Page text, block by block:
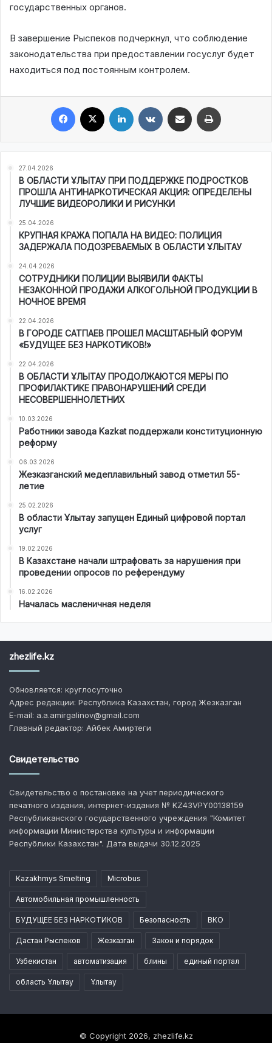
государственных органов.
В завершение Рыспеков подчеркнул, что соблюдение
законодательства при предоставлении госуслуг будет
находиться под постоянным контролем.
27.04.2026
В ОБЛАСТИ ҰЛЫТАУ ПРИ ПОДДЕРЖКЕ ПОДРОСТКОВ
ПРОШЛА АНТИНАРКОТИЧЕСКАЯ АКЦИЯ: ОПРЕДЕЛЕНЫ
ЛУЧШИЕ ВИДЕОРОЛИКИ И РИСУНКИ
25.04.2026
КРУПНАЯ КРАЖА ПОПАЛА НА ВИДЕО: ПОЛИЦИЯ
ЗАДЕРЖАЛА ПОДОЗРЕВАЕМЫХ В ОБЛАСТИ ҰЛЫТАУ
24.04.2026
СОТРУДНИКИ ПОЛИЦИИ ВЫЯВИЛИ ФАКТЫ
НЕЗАКОННОЙ ПРОДАЖИ АЛКОГОЛЬНОЙ ПРОДУКЦИИ В
НОЧНОЕ ВРЕМЯ
22.04.2026
В ГОРОДЕ САТПАЕВ ПРОШЕЛ МАСШТАБНЫЙ ФОРУМ
«БУДУЩЕЕ БЕЗ НАРКОТИКОВ!»
22.04.2026
В ОБЛАСТИ ҰЛЫТАУ ПРОДОЛЖАЮТСЯ МЕРЫ ПО
ПРОФИЛАКТИКЕ ПРАВОНАРУШЕНИЙ СРЕДИ
НЕСОВЕРШЕННОЛЕТНИХ
10.03.2026
Работники завода Kazkat поддержали конституционную
реформу
06.03.2026
Жезказганский медеплавильный завод отметил 55-
летие
25.02.2026
В области Ұлытау запущен Единый цифровой портал
услуг
19.02.2026
В Казахстане начали штрафовать за нарушения при
проведении опросов по референдуму
16.02.2026
Началась масленичная неделя
zhezlife.kz
Обновляется: круглосуточно
Адрес редакции: Республика Казахстан, город Жезказган
E-mail: a.a.amirgalinov@gmail.com
Главный редактор: Айбек Амиртеги
Свидетельство
Свидетельство о постановке на учет периодического
печатного издания, интернет-издания № KZ43VPY00138159
Республиканского государственного учреждения "Комитет
информации Министерства культуры и информации
Республики Казахстан". Дата выдачи 30.12.2025
Kazakhmys Smelting Microbus
Автомобильная промышленность
БУДУЩЕЕ БЕЗ НАРКОТИКОВ Безопасность ВКО
Дастан Рыспеков Жезказган Закон и порядок
Узбекистан автоматизация блины единый портал
область Ұлытау Ұлытау
© Copyright 2026, zhezlife.kz